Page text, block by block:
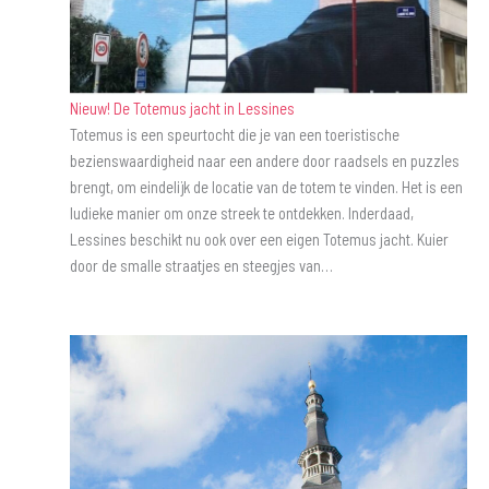
Nieuw! De Totemus jacht in Lessines
Totemus is een speurtocht die je van een toeristische
bezienswaardigheid naar een andere door raadsels en puzzles
brengt, om eindelijk de locatie van de totem te vinden. Het is een
ludieke manier om onze streek te ontdekken. Inderdaad,
Lessines beschikt nu ook over een eigen Totemus jacht. Kuier
door de smalle straatjes en steegjes van…